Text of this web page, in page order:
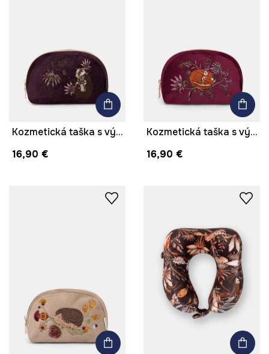
Kozmetická taška s výšivkou
16,90 €
Kozmetická taška s výšivkou
16,90 €